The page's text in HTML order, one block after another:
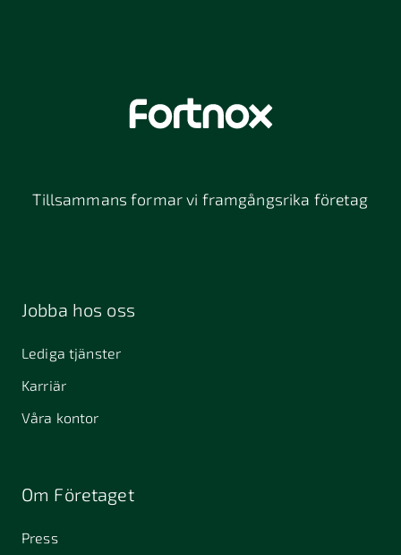
Tillsammans formar vi framgångsrika företag
Jobba hos oss
Lediga tjänster
Karriär
Våra kontor
Om Företaget
Press